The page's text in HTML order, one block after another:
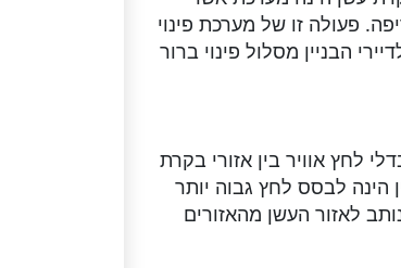
פעולה זו של מערכת פינוי
הבניין מסלול פינוי ברור
לחץ אוויר בין אזורי בקרת
הינה לבסס לחץ גבוה יותר
לאזור העשן מהאזורים